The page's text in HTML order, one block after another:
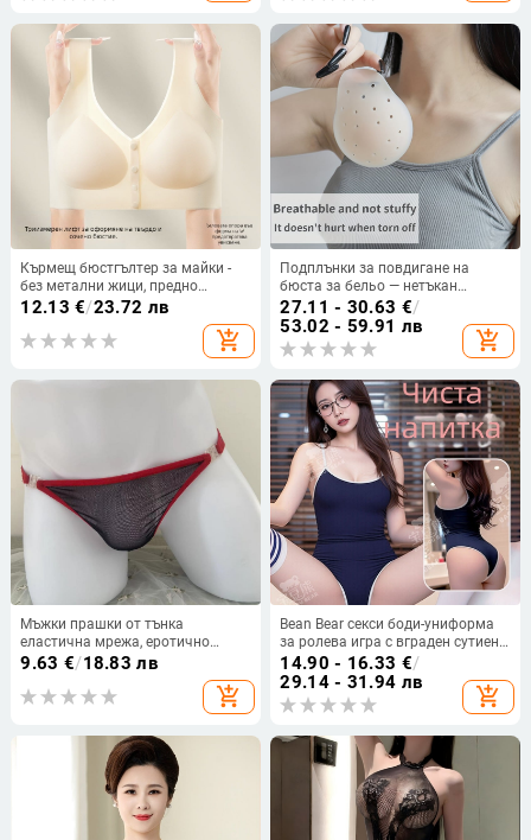
Кърмещ бюстгълтер за майки -
без метални жици, предно
закопчаване, фиксирани двойни
презрамки, тънки оформени
чашки, дизайн от една част
12.13 €/23.72 лв
add_shopping_cart
Подплънки за повдигане на
бюста за бельо — нетъкан
текстил; модел
jd601099618018137; марка:
друга; произход: Китай
27.11 - 30.63 €/
53.02 - 59.91 лв
add_shopping_cart
Мъжки прашки от тънка
еластична мрежа, еротично
бельо, ниска талия
9.63 €/18.83 лв
add_shopping_cart
Bean Bear секси боди-униформа
за ролева игра с вграден сутиен,
японски стил гимнастически
костюм
14.90 - 16.33 €/
29.14 - 31.94 лв
add_shopping_cart